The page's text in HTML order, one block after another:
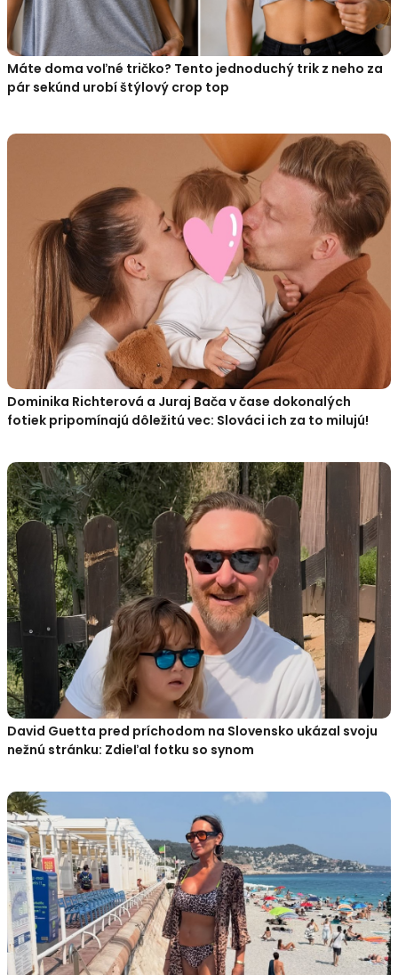
Máte doma voľné tričko? Tento jednoduchý trik z neho za
pár sekúnd urobí štýlový crop top
Dominika Richterová a Juraj Bača v čase dokonalých
fotiek pripomínajú dôležitú vec: Slováci ich za to milujú!
David Guetta pred príchodom na Slovensko ukázal svoju
nežnú stránku: Zdieľal fotku so synom